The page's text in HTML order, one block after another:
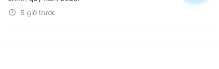
5 giờ trước